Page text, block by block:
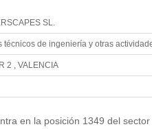
SL.
técnicos de ingeniería y otras
2 , VALENCIA
en la posición 1349 del